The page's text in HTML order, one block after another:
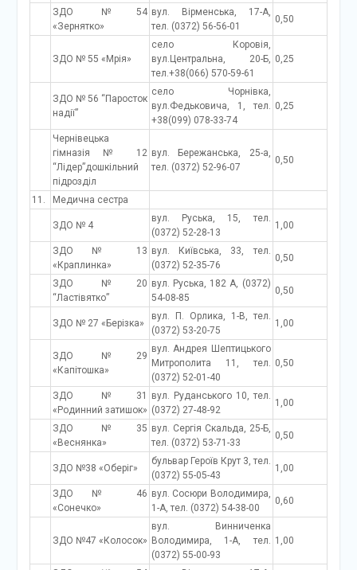
ЗДО №54
«Зернятко»
вул. Вірменська, 17-А,
тел. (0372) 56-56-01
0,50
ЗДО № 55 «Мрія»
село Коровія,
вул.Центральна, 20-Б,
тел.+38(066) 570-59-61
0,25
ЗДО № 56 “Паросток
надії”
село Чорнівка,
вул.Федьковича, 1, тел.
+38(099) 078-33-74
0,25
Чернівецька
гімназія № 12
“Лідер”дошкільний
підрозділ
вул. Бережанська, 25-а,
тел. (0372) 52-96-07
0,50
11. Медична сестра
ЗДО № 4
вул. Руська, 15, тел.
(0372) 52-28-13
1,00
ЗДО № 13
«Краплинка»
вул. Київська, 33, тел.
(0372) 52-35-76
0,50
ЗДО №20
“Ластівятко”
вул. Руська, 182 А, (0372)
54-08-85
0,50
ЗДО № 27 «Берізка»
вул. П. Орлика, 1-В, тел.
(0372) 53-20-75
1,00
ЗДО №29
«Капітошка»
вул. Андрея Шептицького
Митрополита 11, тел.
(0372) 52-01-40
0,50
ЗДО №31
«Родинний затишок»
вул. Руданського 10, тел.
(0372) 27-48-92
1,00
ЗДО №35
«Веснянка»
вул. Сергія Скальда, 25-Б,
тел. (0372) 53-71-33
0,50
ЗДО №38 «Оберіг»
бульвар Героїв Крут 3, тел.
(0372) 55-05-43
1,00
ЗДО № 46
«Сонечко»
вул. Сосюри Володимира,
1-А, тел. (0372) 54-38-00
0,60
ЗДО №47 «Колосок»
вул. Винниченка
Володимира, 1-А, тел.
(0372) 55-00-93
1,00